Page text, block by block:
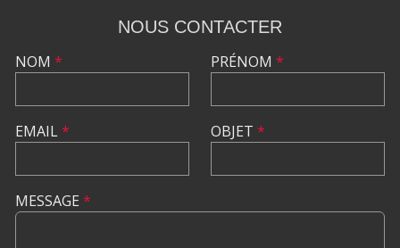
NOUS CONTACTER
NOM *
EMAIL*
PRÉNOM *
OBJET *
MESSAGE *